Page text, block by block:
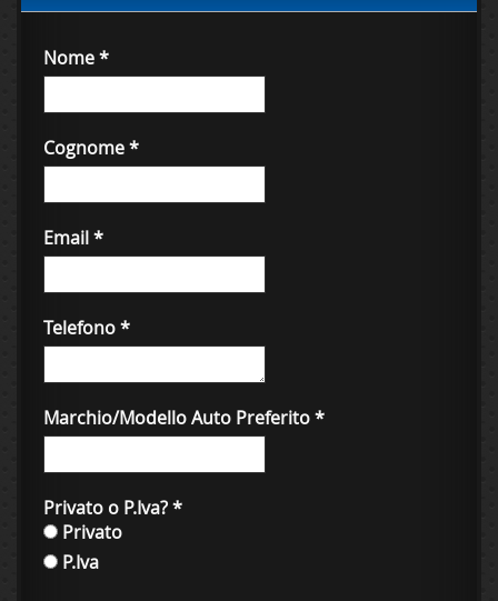
Nome*
Cognome*
Email*
Telefono*
Marchio/Modello Auto Preferito*
Privato o P.Iva?*
Privato
P.Iva